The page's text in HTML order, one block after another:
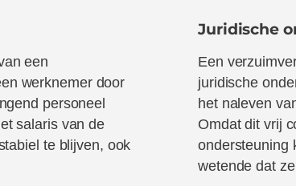
een
werknemer door
personeel
salaris van de
te blijven, ook
Juridische
Een
juridische
het naleven
Omdat dit vrij
ondersteuning
wetende dat